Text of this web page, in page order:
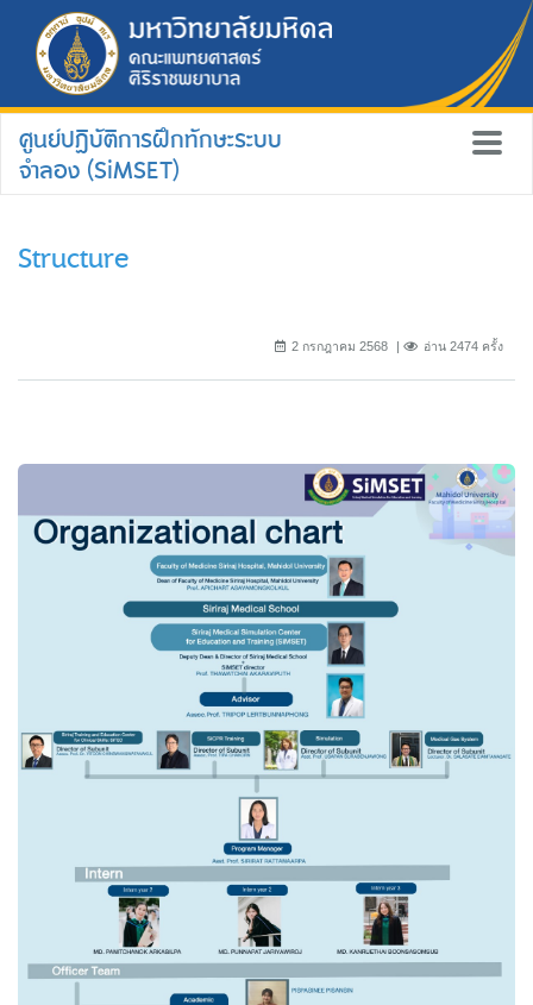
ศูนย์ปฏิบัติการฝึกทักษะระบบ
จำลอง (SiMSET)
Structure
2 กรกฎาคม 2568 อ่าน 2474 ครั้ง